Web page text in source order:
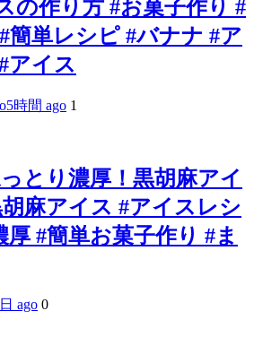
の作り方 #お菓子作り #
簡単レシピ #バナナ #ア
アイス
5時間 ago 1
っとり濃厚！黒胡麻アイ
麻アイス #アイスレシ
#簡単お菓子作り #ま
ago 0